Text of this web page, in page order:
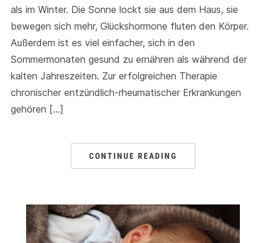
als im Winter. Die Sonne lockt sie aus dem Haus, sie
bewegen sich mehr, Glückshormone fluten den Körper.
Außerdem ist es viel einfacher, sich in den
Sommermonaten gesund zu ernähren als während der
kalten Jahreszeiten. Zur erfolgreichen Therapie
chronischer entzündlich-rheumatischer Erkrankungen
gehören […]
CONTINUE READING